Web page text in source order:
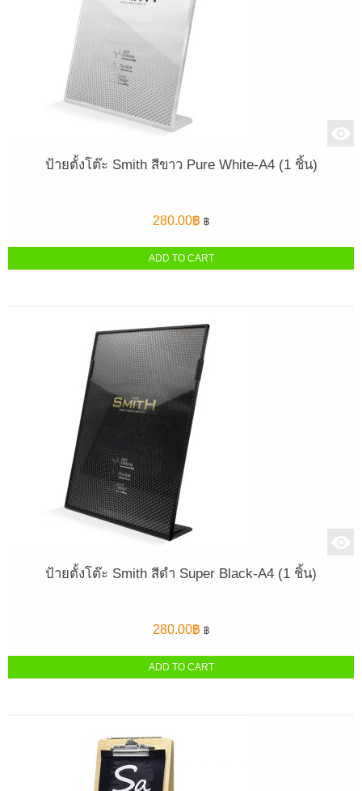
ป้ายตั้งโต๊ะ Smith สีขาว Pure White-A4 (1 ชิ้น)
280.00฿ ฿
ADD TO CART
ป้ายตั้งโต๊ะ Smith สีดำ Super Black-A4 (1 ชิ้น)
280.00฿ ฿
ADD TO CART